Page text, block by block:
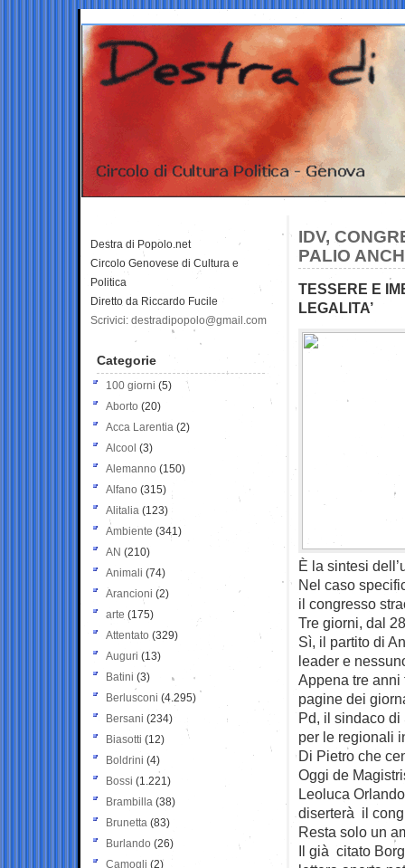
IDV,
PALIO
TESSERE E
LEGALITA’
È la sintesi
Nel caso
il congresso
Tre giorni, dal
Sì, il partito di
leader e
Appena tre anni
pagine dei
Pd, il sindaco di
per le regionali
Di Pietro che
Oggi de
Leoluca
diserterà il
Resta solo un
Il già citato
Destra di Popolo.net
Circolo Genovese di Cultura e
Politica
Diretto da Riccardo Fucile
Scrivici: destradipopolo@gmail.com
Categorie
100 giorni (5)
Aborto (20)
Acca Larentia (2)
Alcool (3)
Alemanno (150)
Alfano (315)
Alitalia (123)
Ambiente (341)
AN (210)
Animali (74)
Arancioni (2)
arte (175)
Attentato (329)
Auguri (13)
Batini (3)
Berlusconi (4.295)
Bersani (234)
Biasotti (12)
Boldrini (4)
Bossi (1.221)
Brambilla (38)
Brunetta (83)
Burlando (26)
Camogli (2)